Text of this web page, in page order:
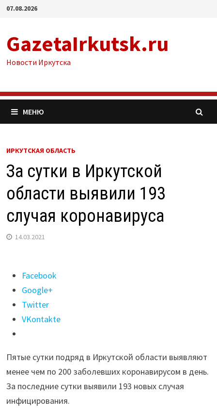
Перейти
07.08.2026
GazetaIrkutsk.ru
Новости Иркутска
МЕНЮ
ИРКУТСКАЯ ОБЛАСТЬ
За сутки в Иркутской
области выявили 193
случая коронавируса
14.03.2021
Поделиться
"За
сутки
Иркутской
выявили
193
случая
коронавируса"
Facebook
Google+
Twitter
VKontakte
Пятые сутки подряд в Иркутской области выявляют
менее чем по 200 заболевших коронавирусом в день.
За последние сутки выявили 193 новых случая
инфицирования.